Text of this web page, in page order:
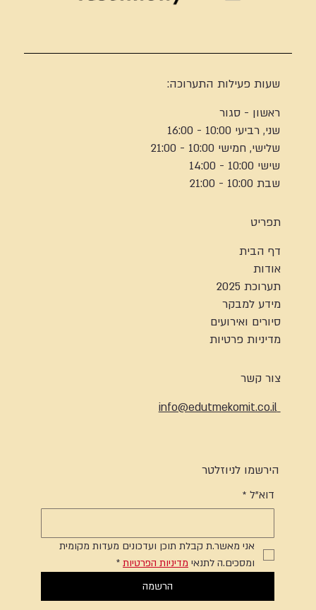
שעות פעילות התערוכה:
ראשון - סגור
שני, רביעי 10:00 - 16:00
שלישי, חמישי 10:00 - 21:00
שישי 10:00 - 14:00
שבת 10:00 - 21:00
תפריט
דף הבית
אודות
תערוכת 2025
מידע למבקר
סיורים ואירועים
מדיניות פרטיות
צור קשר
info@edutmekomit.co.il
הירשמו לניוזלטר
דוא"ל *
אני מאשר.ת קבלת תוכן ועדכונים מעדות מקומית
ומסכים.ה לתנאי מדיניות הפרטיות *
הרשמה